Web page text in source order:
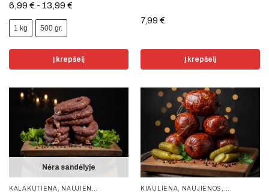
6,99 € - 13,99 €
1 kg 500 gr.
Į krepšelį
7,99 €
Į krepšelį
Nėra sandėlyje
KALAKUTIENA NAUJIENOS VYTINTA MĖSAKIAULIENA NAUJIENOS